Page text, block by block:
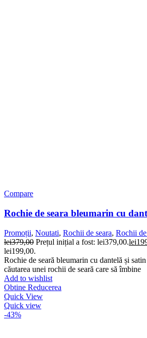
Compare
Rochie de seara bleumarin cu
Promoții, Noutati, Rochii de seara, Rochii de
lei379,00 Prețul inițial a fost: lei379,00.lei
lei199,00.
Rochie de seară bleumarin cu dantelă și
căutarea unei rochii de seară care să îmbine
Add to wishlist
Obtine Reducerea
Quick View
Quick view
-43%